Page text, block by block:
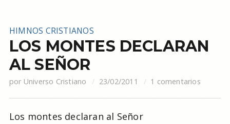
HIMNOS CRISTIANOS
LOS MONTES DECLARAN
AL SEÑOR
por Universo Cristiano 23/02/2011 1 comentarios
Los montes declaran al Señor